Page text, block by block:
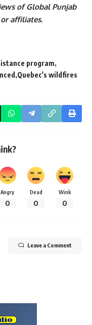
of Global Punjab
affiliates.
program
Quebec's wildfires
Angry
0
Dead
0
Wink
0
Leave a Comment